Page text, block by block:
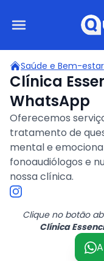
Saúde e Bem-estar
Clínica
WhatsApp
Oferecemos
tratamento de
mental e
fonoaudiólogos e
nossa clínica.
Clique no botão
Clínica